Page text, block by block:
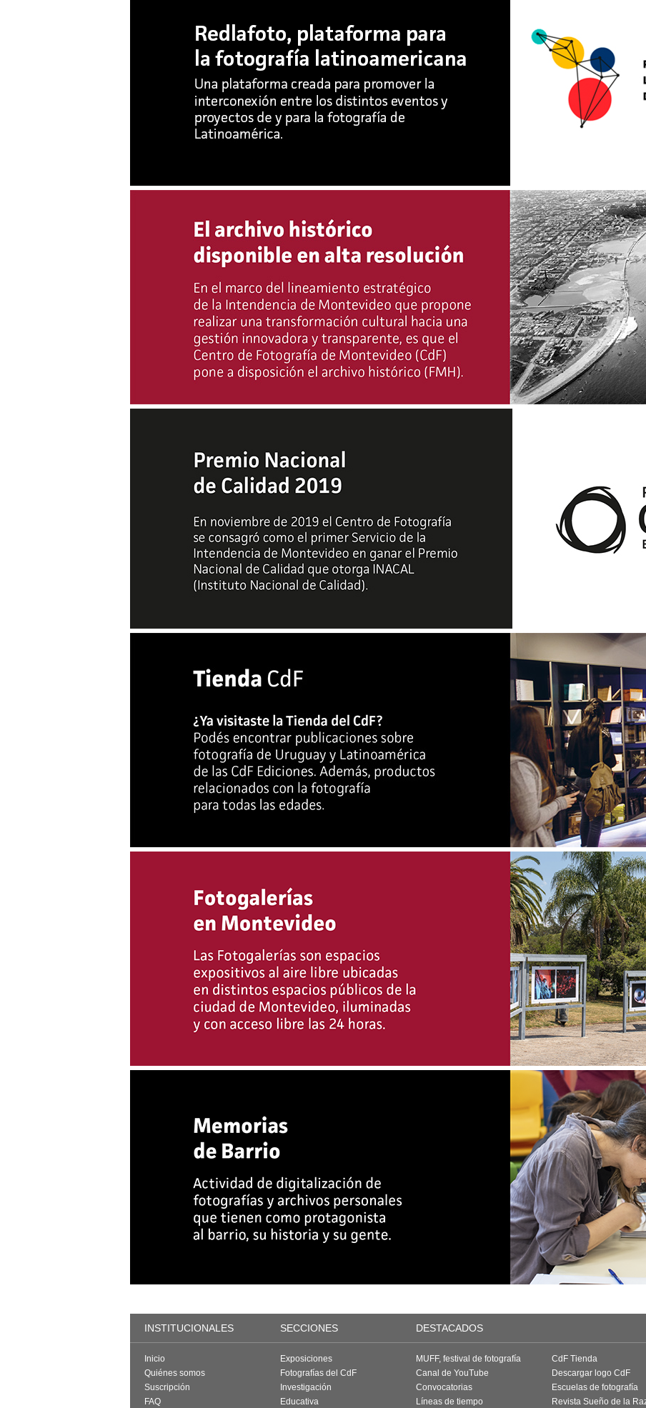
INSTITUCIONALES SECCIONES DESTACADOS
Inicio
Quiénes somos
Suscripción
FAQ
Exposiciones
Fotografías del CdF
Investigación
Educativa
MUFF, festival de fotografía
Canal de YouTube
Convocatorias
Líneas de tiempo
CdF Tienda
Descargar logo CdF
Escuelas de fotografía
Revista Sueño de la